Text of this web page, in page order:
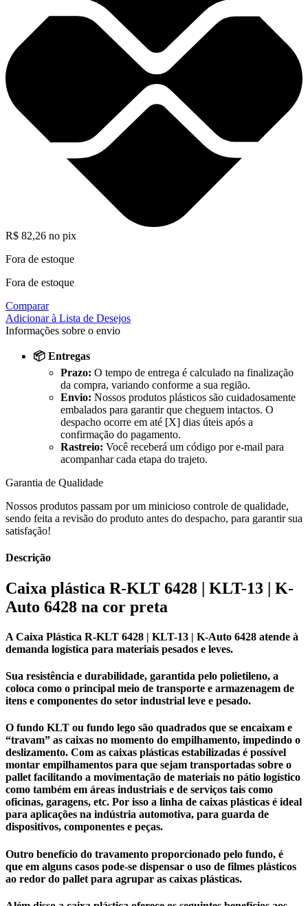
R$ 82,26 no pix
Fora de estoque
Fora de estoque
Comparar
Adicionar à Lista de Desejos
Informações sobre o envio
📦 Entregas
Prazo: O tempo de entrega é calculado na finalização
da compra, variando conforme a sua região.
Envio: Nossos produtos plásticos são cuidadosamente
embalados para garantir que cheguem intactos. O
despacho ocorre em até [X] dias úteis após a
confirmação do pagamento.
Rastreio: Você receberá um código por e-mail para
acompanhar cada etapa do trajeto.
Garantia de Qualidade
Nossos produtos passam por um minicioso controle de qualidade,
sendo feita a revisão do produto antes do despacho, para garantir sua
satisfação!
Descrição
Caixa plástica R-KLT 6428 | KLT-13 | K-
Auto 6428 na cor preta
A Caixa Plástica R-KLT 6428 | KLT-13 | K-Auto 6428 atende à
demanda logística para materiais pesados e leves.
Sua resistência e durabilidade, garantida pelo polietileno, a
coloca como o principal meio de transporte e armazenagem de
itens e componentes do setor industrial leve e pesado.
O fundo KLT ou fundo lego são quadrados que se encaixam e
“travam” as caixas no momento do empilhamento, impedindo o
deslizamento. Com as caixas plásticas estabilizadas é possível
montar empilhamentos para que sejam transportadas sobre o
pallet facilitando a movimentação de materiais no pátio logístico
como também em áreas industriais e de serviços tais como
oficinas, garagens, etc. Por isso a linha de caixas plásticas é ideal
para aplicações na indústria automotiva, para guarda de
dispositivos, componentes e peças.
Outro benefício do travamento proporcionado pelo fundo, é
que em alguns casos pode-se dispensar o uso de filmes plásticos
ao redor do pallet para agrupar as caixas plásticas.